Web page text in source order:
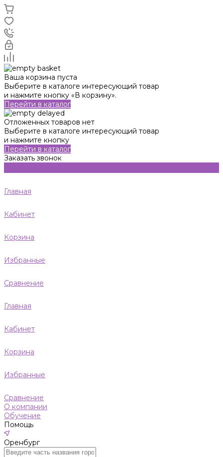
Ваша корзина пуста
Выберите в каталоге интересующий товар
и нажмите кнопку «В корзину».
Перейти в каталог
Отложенных товаров нет
Выберите в каталоге интересующий товар
и нажмите кнопку
Перейти в каталог
Заказать звонок
Главная
Кабинет
Корзина
Избранные
Сравнение
Главная
Кабинет
Корзина
Избранные
Сравнение
О компании
Обучение
Помощь
Оренбург